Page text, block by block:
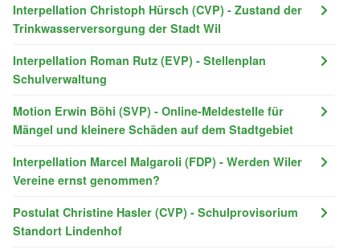
Interpellation Christoph Hürsch (CVP) - Zustand der
Trinkwasserversorgung der Stadt Wil
Interpellation Roman Rutz (EVP) - Stellenplan
Schulverwaltung
Motion Erwin Böhi (SVP) - Online-Meldestelle für
Mängel und kleinere Schäden auf dem Stadtgebiet
Interpellation Marcel Malgaroli (FDP) - Werden Wiler
Vereine ernst genommen?
Postulat Christine Hasler (CVP) - Schulprovisorium
Standort Lindenhof